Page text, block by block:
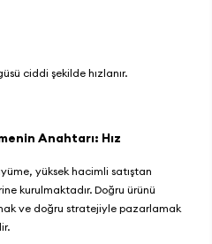
ciddi şekilde hızlanır.
Anahtarı: Hız
yüksek hacimli satıştan
kurulmaktadır. Doğru ürünü
ve doğru stratejiyle pazarlamak